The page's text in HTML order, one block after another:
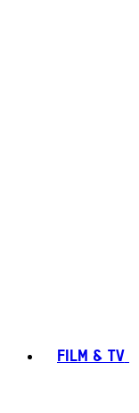
FILM & TV